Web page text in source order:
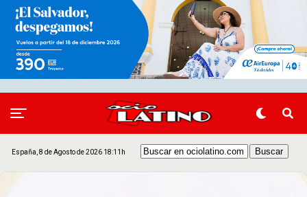
España, 8 de Agosto de 2026 18:11h